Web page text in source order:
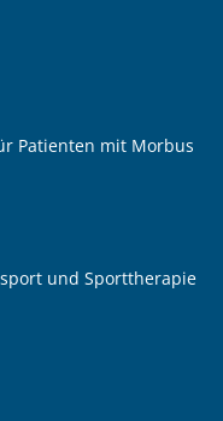
Patienten mit Morbus
und Sporttherapie